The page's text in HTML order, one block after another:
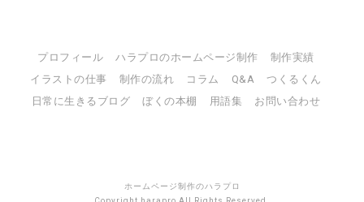
プロフィール ハラプロのホームページ制作
制作実績
イラストの仕事
制作の流れ コラム Q&A
つくるくん
日常に生きるブログ
ぼくの本棚 用語集 お問い合わせ
ホームページ制作のハラプロ